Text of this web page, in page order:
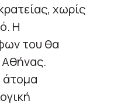
χωρίς
Η
του θα
Αθήνας.
άτομα